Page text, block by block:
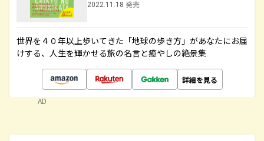
2022.11.18 発売
世界を４０年以上歩いてきた「地球の歩き方」があなたにお届
けする、人生を輝かせる旅の名言と癒やしの絶景集
詳細を見る
AD